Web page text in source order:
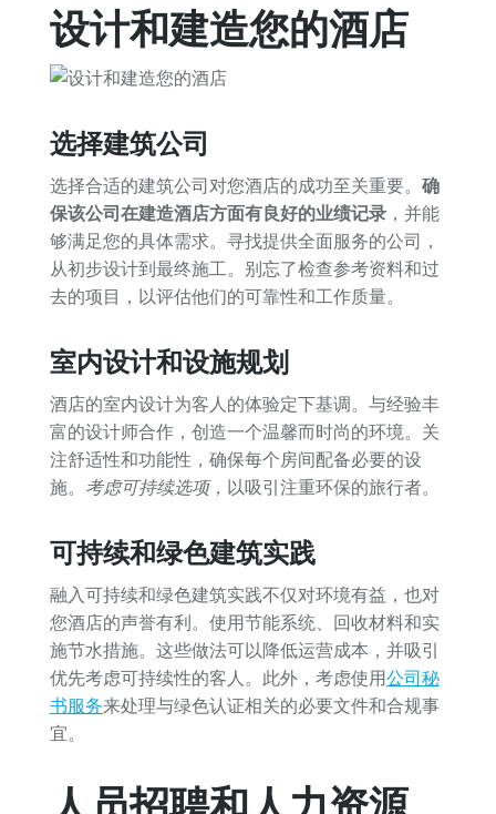
设计和建造您的酒店
选择建筑公司
选择合适的建筑公司对您酒店的成功至关重要。 确
保该公司在建造酒店方面有良好的业绩记录，并能
够满足您的具体需求。寻找提供全面服务的公司，
从初步设计到最终施工。别忘了检查参考资料和过
去的项目，以评估他们的可靠性和工作质量。
室内设计和设施规划
酒店的室内设计为客人的体验定下基调。与经验丰
富的设计师合作，创造一个温馨而时尚的环境。关
注舒适性和功能性，确保每个房间配备必要的设
施。 考虑可持续选项，以吸引注重环保的旅行者。
可持续和绿色建筑实践
融入可持续和绿色建筑实践不仅对环境有益，也对
您酒店的声誉有利。使用节能系统、回收材料和实
施节水措施。这些做法可以降低运营成本，并吸引
优先考虑可持续性的客人。此外，考虑使用公司秘
书服务来处理与绿色认证相关的必要文件和合规事
宜。